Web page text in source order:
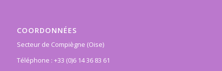
COORDONNÉES
Secteur de Compiègne (Oise)
Téléphone : +33 (0)6 14 36 83 61